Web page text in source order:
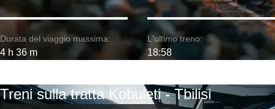
Durata del viaggio massima:
4 h 36 m
L'ultimo treno:
18:58
Treni sulla tratta Kobuleti - Tbilisi